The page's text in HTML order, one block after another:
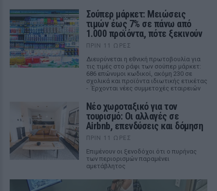
Σούπερ μάρκετ: Μειώσεις
τιμών έως 7% σε πάνω από
1.000 προϊόντα, πότε ξεκινούν
ΠΡΙΝ 11 ΏΡΕΣ
Διευρύνεται η εθνική πρωτοβουλία για
τις τιμές στο ράφι των σούπερ μάρκετ:
686 επώνυμοι κωδικοί, ακόμη 230 σε
σχολικά και προϊόντα ιδιωτικής ετικέτας
- Έρχονται νέες συμμετοχές εταιρειών
Νέο χωροταξικό για τον
τουρισμό: Οι αλλαγές σε
Airbnb, επενδύσεις και δόμηση
ΠΡΙΝ 11 ΏΡΕΣ
Επιμένουν οι ξενοδόχοι ότι ο πυρήνας
των περιορισμών παραμένει
αμετάβλητος